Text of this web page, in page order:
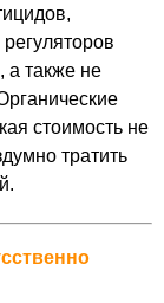
а также не
стоимость не
тратить